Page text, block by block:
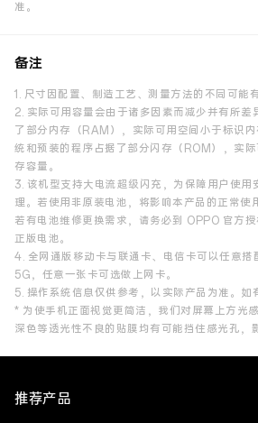
准。
备注
1. 尺寸因配置、制造工艺、测量方法的不同可能
2. 实际可用容量会由于诸多因素而减少并有所差
了部分内存（RAM），实际可用空间小于标识
统和预装的程序占据了部分闪存（ROM），实
存容量。
3. 该机型支持大电流超级闪充，为保障用户使用
理。若使用非原装电池，将影响本产品的正常使
若有电池维修更换需求，请务必到 OPPO 官方
正版电池。
4. 全网通版移动卡与联通卡、电信卡可以任意搭
5G，任意一张卡可选做上网卡。
5. 操作系统信息仅供参考，以实际产品为准。如
* 为使手机正面视觉更简洁，我们对屏幕上方光
深色等透光性不良的贴膜均有可能挡住感光孔，
推荐产品